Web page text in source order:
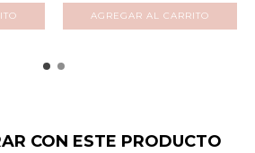
CON ESTE PRODUCTO